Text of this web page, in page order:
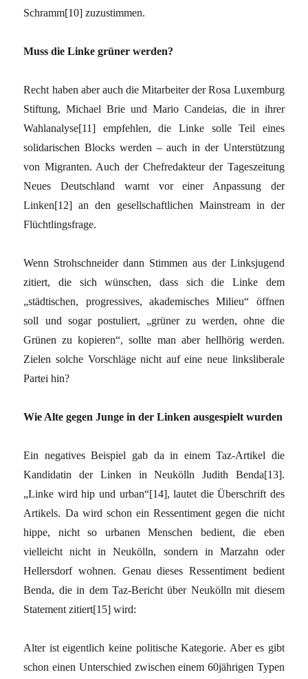
Schramm[10] zuzustimmen.
Muss die Linke grüner werden?
Recht haben aber auch die Mitarbeiter der Rosa Luxemburg
Stiftung, Michael Brie und Mario Candeias, die in ihrer
Wahlanalyse[11] empfehlen, die Linke solle Teil eines
solidarischen Blocks werden – auch in der Unterstützung
von Migranten. Auch der Chefredakteur der Tageszeitung
Neues Deutschland warnt vor einer Anpassung der
Linken[12] an den gesellschaftlichen Mainstream in der
Flüchtlingsfrage.
Wenn Strohschneider dann Stimmen aus der Linksjugend
zitiert, die sich wünschen, dass sich die Linke dem
„städtischen, progressives, akademisches Milieu“ öffnen
soll und sogar postuliert, „grüner zu werden, ohne die
Grünen zu kopieren“, sollte man aber hellhörig werden.
Zielen solche Vorschläge nicht auf eine neue linksliberale
Partei hin?
Wie Alte gegen Junge in der Linken ausgespielt wurden
Ein negatives Beispiel gab da in einem Taz-Artikel die
Kandidatin der Linken in Neukölln Judith Benda[13].
„Linke wird hip und urban“[14], lautet die Überschrift des
Artikels. Da wird schon ein Ressentiment gegen die nicht
hippe, nicht so urbanen Menschen bedient, die eben
vielleicht nicht in Neukölln, sondern in Marzahn oder
Hellersdorf wohnen. Genau dieses Ressentiment bedient
Benda, die in dem Taz-Bericht über Neukölln mit diesem
Statement zitiert[15] wird:
Alter ist eigentlich keine politische Kategorie. Aber es gibt
schon einen Unterschied zwischen einem 60jährigen Typen